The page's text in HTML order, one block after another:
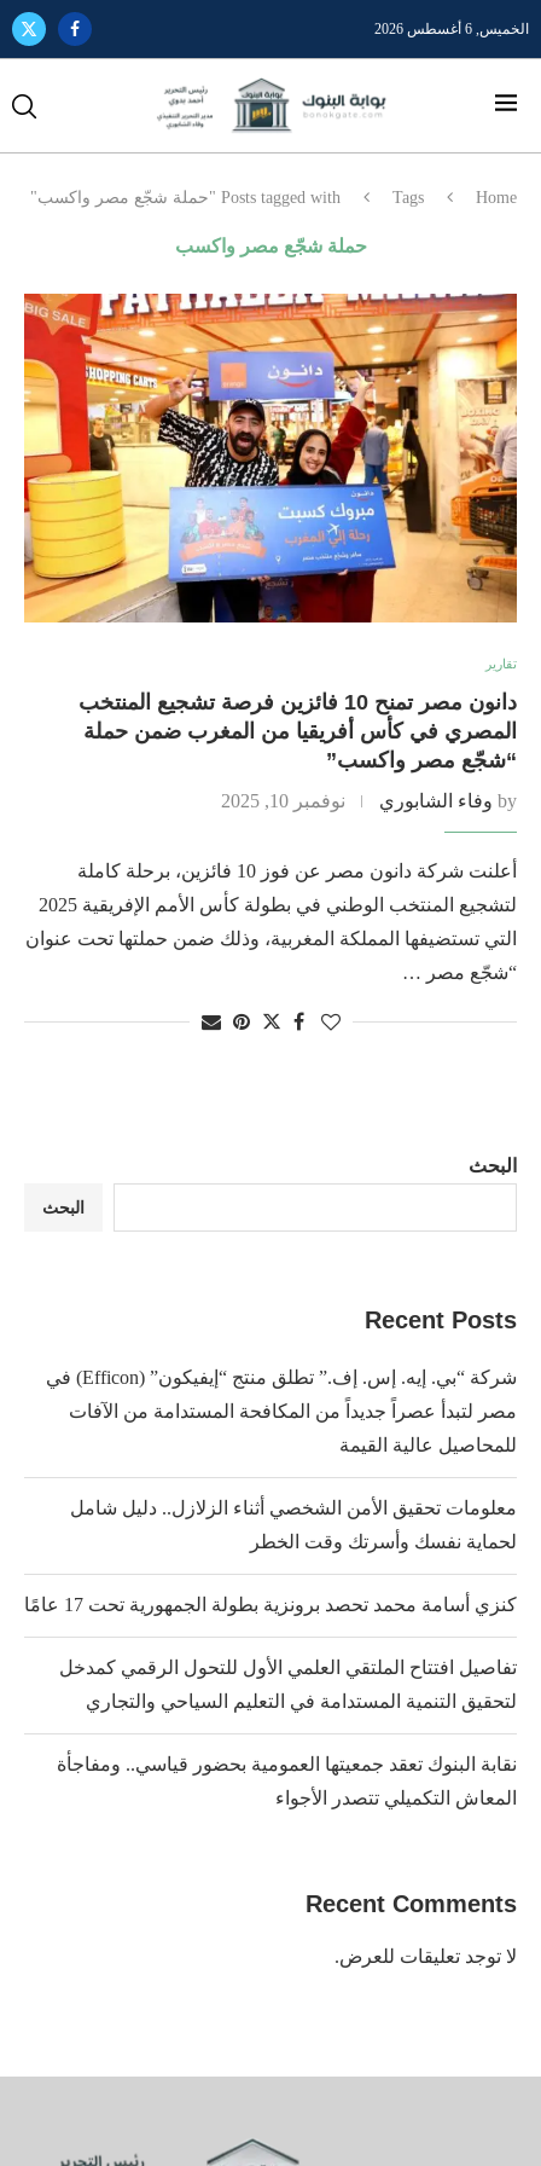
الخميس, 6 أغسطس 2026
Home
Tags Posts tagged with "حملة شجّع مصر واكسب"
حملة شجّع مصر واكسب
تقارير
دانون مصر تمنح 10 فائزين فرصة تشجيع المنتخب
المصري في كأس أفريقيا من المغرب ضمن حملة
“شجّع مصر واكسب”
by وفاء الشابوري نوفمبر 10, 2025
أعلنت شركة دانون مصر عن فوز 10 فائزين، برحلة كاملة
لتشجيع المنتخب الوطني في بطولة كأس الأمم الإفريقية 2025
التي تستضيفها المملكة المغربية، وذلك ضمن حملتها تحت عنوان
“شجّع مصر …
البحث
البحث
Recent Posts
شركة “بي. إيه. إس. إف.” تطلق منتج “إيفيكون” (Efficon) في
مصر لتبدأ عصراً جديداً من المكافحة المستدامة من الآفات
للمحاصيل عالية القيمة
معلومات تحقيق الأمن الشخصي أثناء الزلازل.. دليل شامل
لحماية نفسك وأسرتك وقت الخطر
كنزي أسامة محمد تحصد برونزية بطولة الجمهورية تحت 17 عامًا
تفاصيل افتتاح الملتقي العلمي الأول للتحول الرقمي كمدخل
لتحقيق التنمية المستدامة في التعليم السياحي والتجاري
نقابة البنوك تعقد جمعيتها العمومية بحضور قياسي.. ومفاجأة
المعاش التكميلي تتصدر الأجواء
Recent Comments
لا توجد تعليقات للعرض.